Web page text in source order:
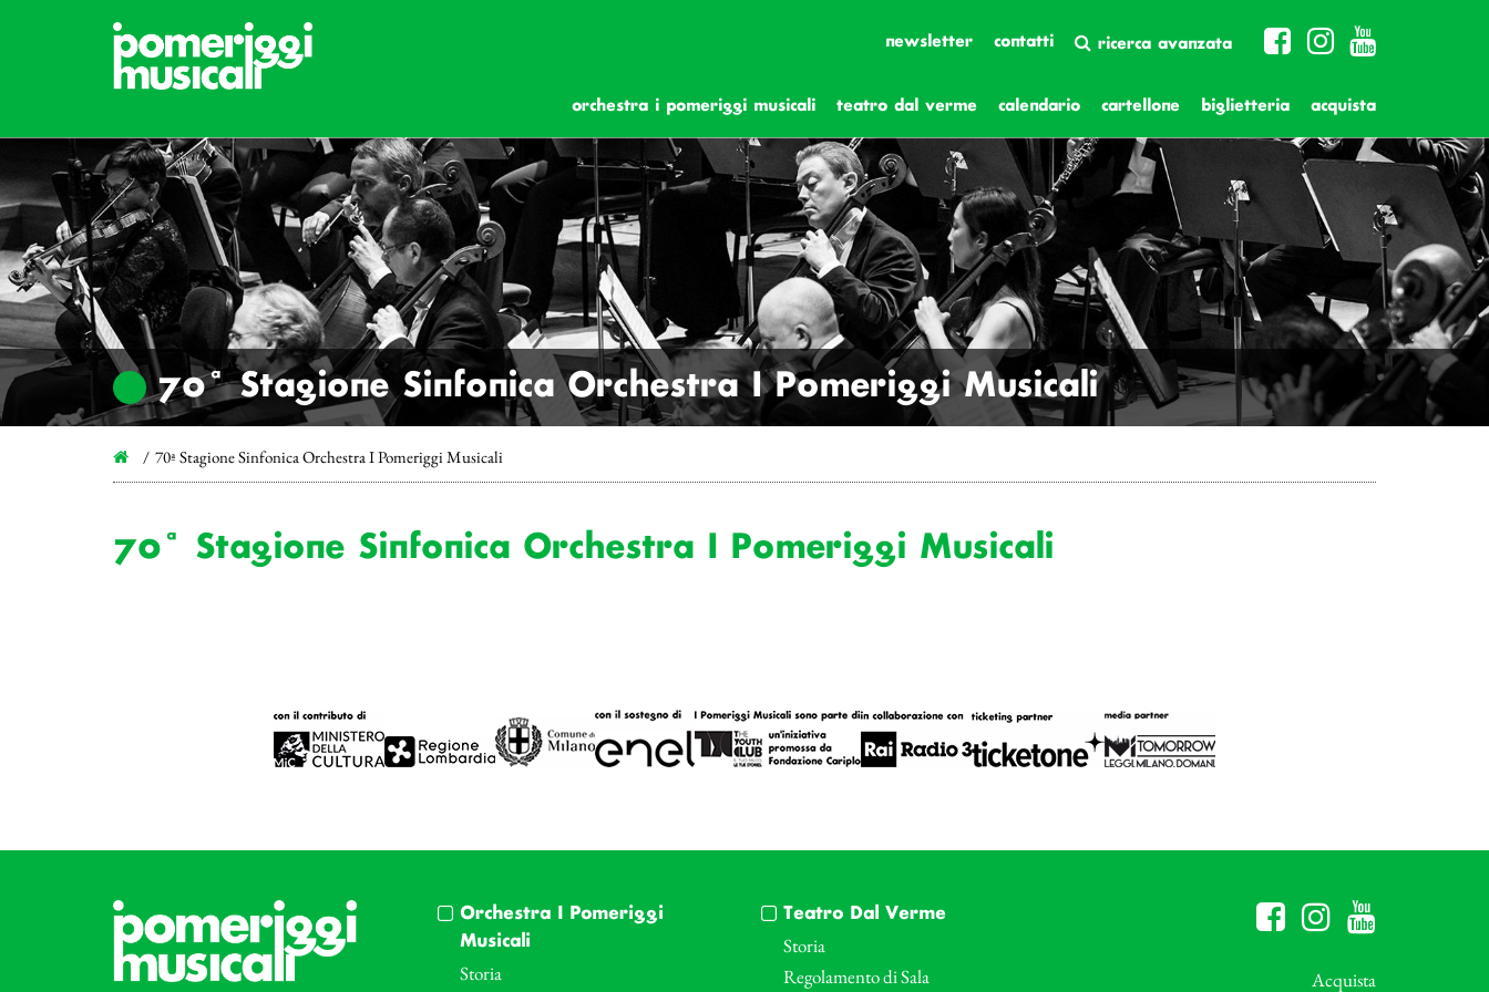
newsletter contatti ricerca avanzata
orchestra i pomeriggi musicali teatro dal verme calendario cartellone biglietteria acquista
70ª Stagione Sinfonica Orchestra I Pomeriggi Musicali
70ª Stagione Sinfonica Orchestra I Pomeriggi Musicali
70ª Stagione Sinfonica Orchestra I Pomeriggi Musicali
Orchestra I Pomeriggi
Musicali
Storia
Teatro Dal Verme
Storia
Regolamento di Sala
Acquista